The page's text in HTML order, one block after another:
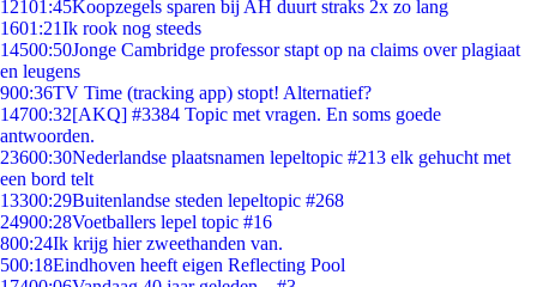
12101:45Koopzegels sparen bij AH duurt straks 2x zo lang
1601:21Ik rook nog steeds
14500:50Jonge Cambridge professor stapt op na claims over plagiaat
en leugens
900:36TV Time (tracking app) stopt! Alternatief?
14700:32[AKQ] #3384 Topic met vragen. En soms goede
antwoorden.
23600:30Nederlandse plaatsnamen lepeltopic #213 elk gehucht met
een bord telt
13300:29Buitenlandse steden lepeltopic #268
24900:28Voetballers lepel topic #16
800:24Ik krijg hier zweethanden van.
500:18Eindhoven heeft eigen Reflecting Pool